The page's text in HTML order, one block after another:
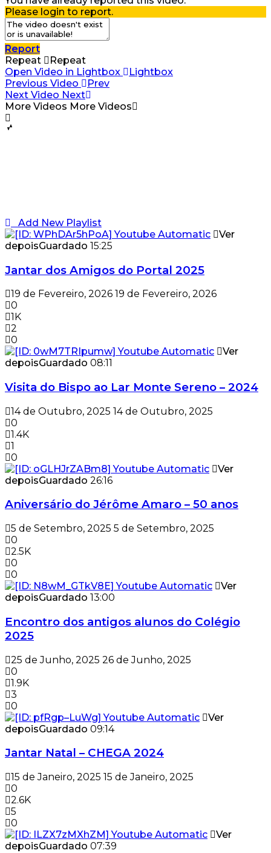
Please login to report.
Report
Repeat
Repeat
Open Video in Lightbox
Lightbox
Previous Video
Prev
Next Video Next
More Videos More Videos
Add New Playlist
Ver
depoisGuardado 15:25
Jantar dos Amigos do Portal 2025
19 de Fevereiro, 2026 19 de Fevereiro, 2026
0
1K
2
0
Ver
depoisGuardado 08:11
Visita do Bispo ao Lar Monte Sereno – 2024
14 de Outubro, 2025 14 de Outubro, 2025
0
1.4K
1
0
Ver
depoisGuardado 26:16
Aniversário do Jérôme Amaro – 50 anos
5 de Setembro, 2025 5 de Setembro, 2025
0
2.5K
0
0
Ver
depoisGuardado 13:00
Encontro dos antigos alunos do Colégio
2025
25 de Junho, 2025 26 de Junho, 2025
0
1.9K
3
0
Ver
depoisGuardado 09:14
Jantar Natal – CHEGA 2024
15 de Janeiro, 2025 15 de Janeiro, 2025
0
2.6K
5
0
Ver
depoisGuardado 07:39